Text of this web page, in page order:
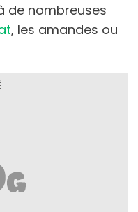
de nombreuses
, les amandes ou